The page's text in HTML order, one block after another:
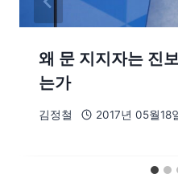
왜 문 지지자는 진
는가
김정철 2017년 05월18